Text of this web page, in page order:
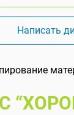
Написать